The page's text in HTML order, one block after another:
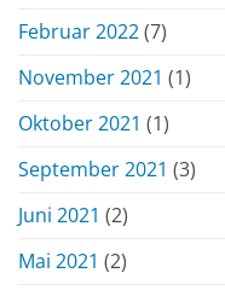
Februar 2022(7)
November 2021 (1)
Oktober 2021 (1)
September 2021 (3)
Juni 2021 (2)
Mai 2021 (2)